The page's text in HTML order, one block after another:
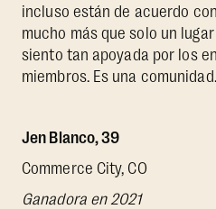
incluso están de acuerdo
mucho más que solo un
siento tan apoyada por los
miembros. Es una
Jen Blanco, 39
Commerce City, CO
Ganadora en 2021